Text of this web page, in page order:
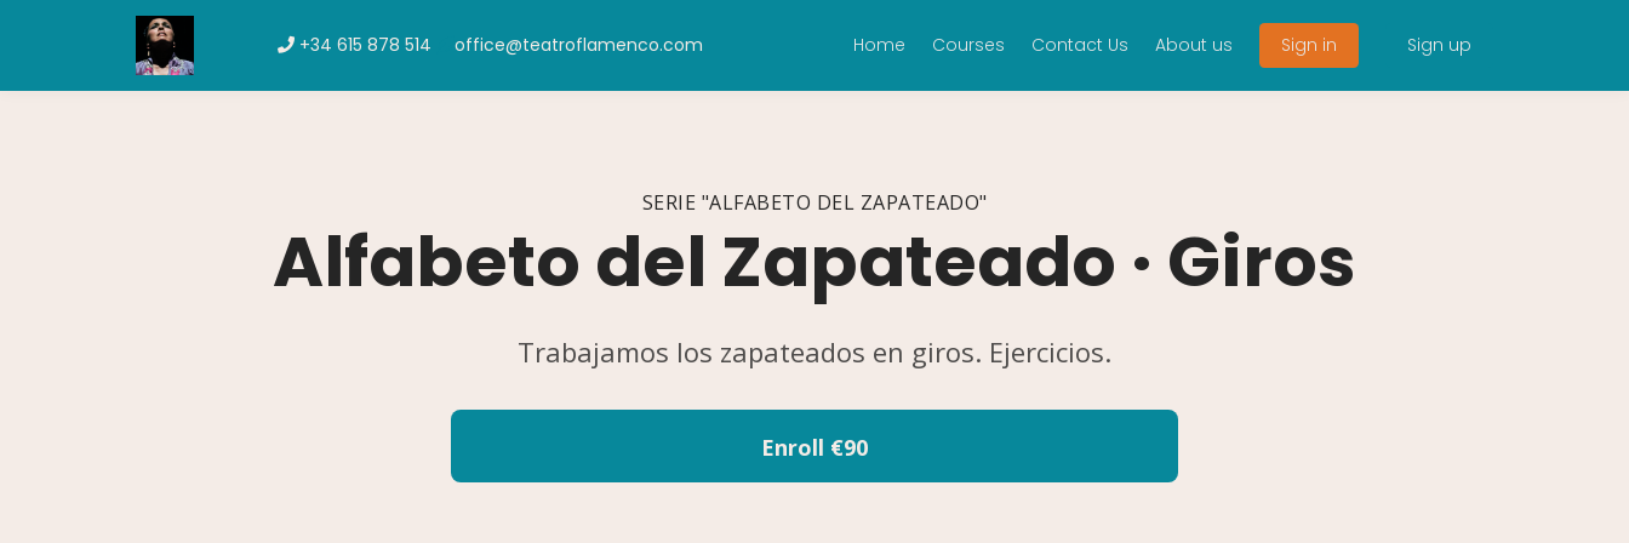
+34 615 878 514 office@teatroflamenco.com Home Courses Contact Us About us Sign in Sign up
SERIE "ALFABETO DEL ZAPATEADO"
Alfabeto del Zapateado · Giros
Trabajamos los zapateados en giros. Ejercicios.
Enroll €90